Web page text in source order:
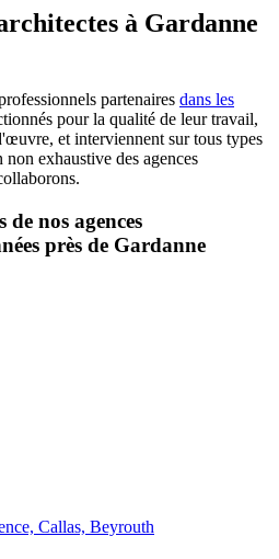
à Gardanne
partenaires dans les
pour la qualité de leur travail,
et interviennent sur tous types
exhaustive des agences
nos agences
près de Gardanne
Callas, Beyrouth